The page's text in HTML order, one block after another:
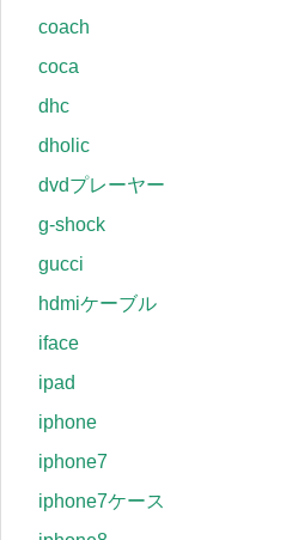
coach
coca
dhc
dholic
dvdプレーヤー
g-shock
gucci
hdmiケーブル
iface
ipad
iphone
iphone7
iphone7ケース